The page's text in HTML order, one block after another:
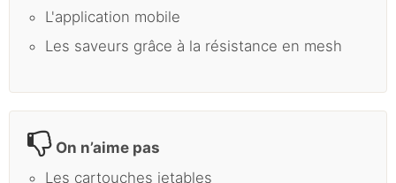
L'application mobile
Les saveurs grâce à la résistance en mesh
On n’aime pas
Les cartouches jetables